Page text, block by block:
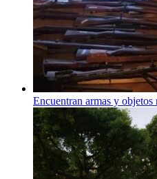
Encuentran armas y objetos